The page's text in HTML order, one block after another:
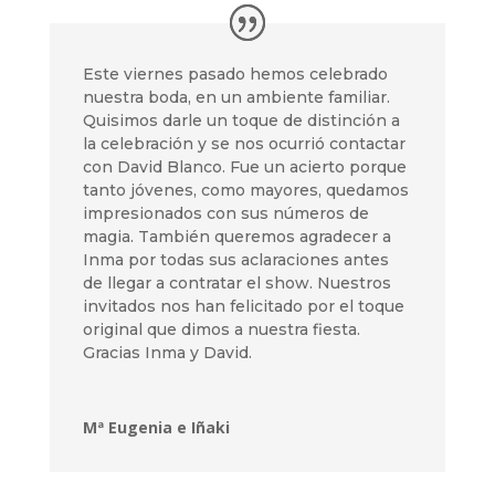
Este viernes pasado hemos celebrado
nuestra boda, en un ambiente familiar.
Quisimos darle un toque de distinción a
la celebración y se nos ocurrió contactar
con David Blanco. Fue un acierto porque
tanto jóvenes, como mayores, quedamos
impresionados con sus números de
magia. También queremos agradecer a
Inma por todas sus aclaraciones antes
de llegar a contratar el show. Nuestros
invitados nos han felicitado por el toque
original que dimos a nuestra fiesta.
Gracias Inma y David.
Mª Eugenia e Iñaki